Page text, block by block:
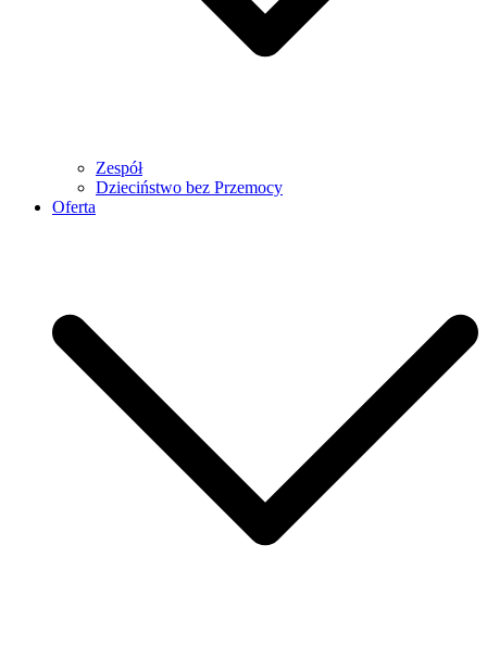
Zespół
Dzieciństwo bez Przemocy
Oferta